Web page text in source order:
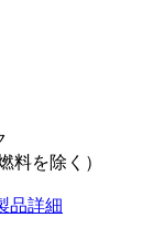
料を除く）
品詳細